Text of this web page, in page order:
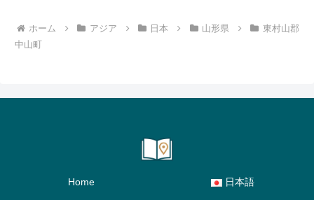
ホーム アジア 日本 山形県
東村山郡
中山町
Home 日本語